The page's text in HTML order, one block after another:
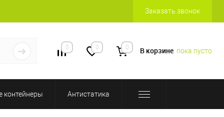
Заказать звонок
0 0 0 В корзине пока пусто
контейнеры Антистатика